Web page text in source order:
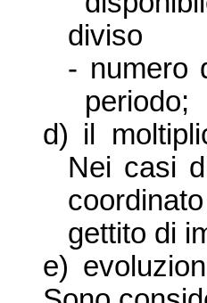
diviso
- numero
periodo;
d) il
Nei casi
gettito di
e)